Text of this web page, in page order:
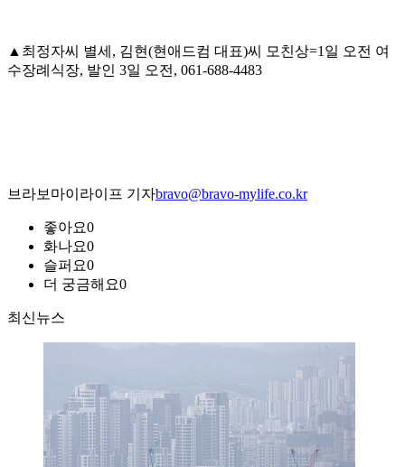
▲최정자씨 별세, 김현(현애드컴 대표)씨 모친상=1일 오전 여
수장례식장, 발인 3일 오전, 061-688-4483
브라보마이라이프 기자bravo@bravo-mylife.co.kr
좋아요0
화나요0
슬퍼요0
더 궁금해요0
최신뉴스